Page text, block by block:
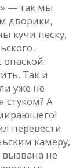
— так мы
дворики,
кучи песку,
опаской:
Так и
уже не
стуком? А
перевести
камеру,
вызвана не